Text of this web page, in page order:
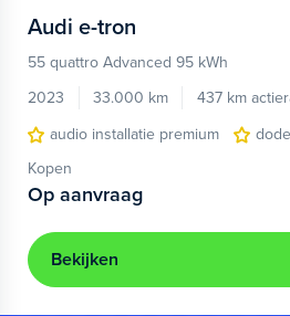
Audi e-tron
55 quattro Advanced 95 kWh
2023
33.000 km 437 km
audio installatie premium
Kopen
Op aanvraag
Bekijken